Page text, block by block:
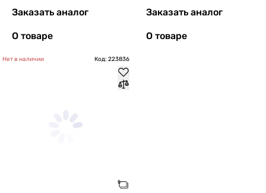
Заказать аналог
О товаре
Заказать аналог
О товаре
Нет в наличии Код: 223836